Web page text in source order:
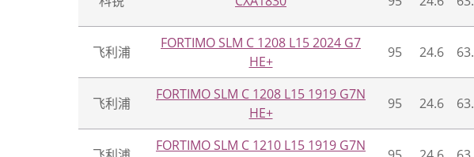
飞利浦
FORTIMO SLM C 1208 L15 2024 G7
HE+
95 24.6
飞利浦
FORTIMO SLM C 1208 L15 1919 G7N
HE+
95 24.6
FORTIMO SLM C 1210 L15 1919 G7N